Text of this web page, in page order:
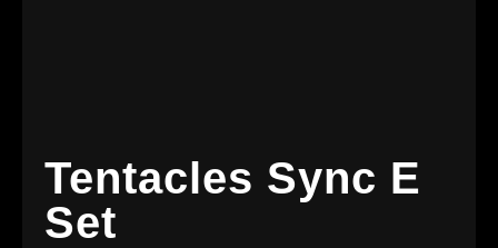
Tentacles Sync E
Set